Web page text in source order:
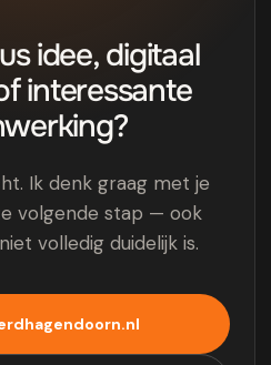
idee, digitaal
interessante
Ik denk graag met je
volgende stap — ook
volledig duidelijk is.